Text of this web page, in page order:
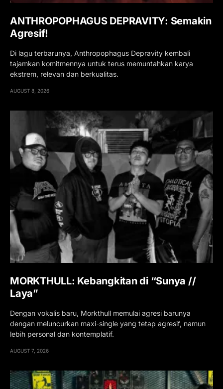
ANTHROPOPHAGUS DEPRAVITY: Semakin
Agresif!
Di lagu terbarunya, Anthropophagus Depravity kembali
tajamkan komitmennya untuk terus memuntahkan karya
ekstrem, relevan dan berkualitas.
AUGUST 8, 2026
MORKTHULL: Kebangkitan di “Sunya //
Laya”
Dengan vokalis baru, Morkthull memulai agresi barunya
dengan meluncurkan maxi-single yang tetap agresif, namun
lebih personal dan kontemplatif.
AUGUST 7, 2026